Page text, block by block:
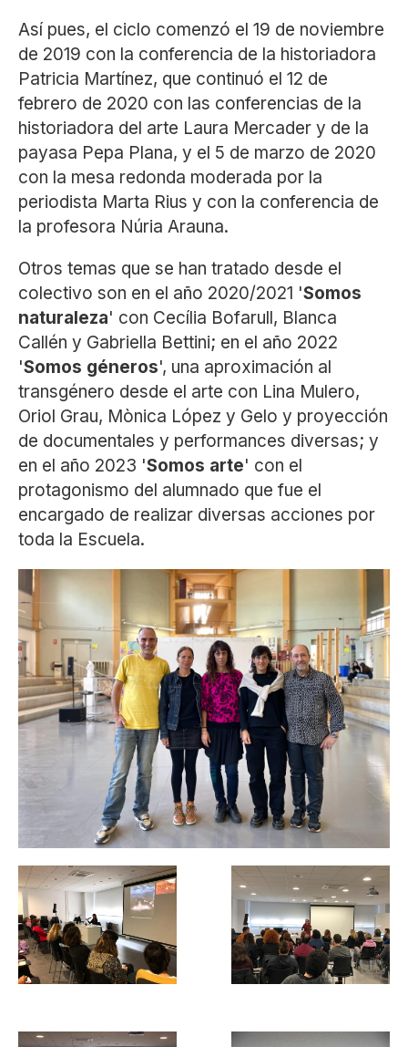
Así pues, el ciclo comenzó el 19 de noviembre
de 2019 con la conferencia de la historiadora
Patricia Martínez, que continuó el 12 de
febrero de 2020 con las conferencias de la
historiadora del arte Laura Mercader y de la
payasa Pepa Plana, y el 5 de marzo de 2020
con la mesa redonda moderada por la
periodista Marta Rius y con la conferencia de
la profesora Núria Arauna.
Otros temas que se han tratado desde el
colectivo son en el año 2020/2021 'Somos
naturaleza' con Cecília Bofarull, Blanca
Callén y Gabriella Bettini; en el año 2022
'Somos géneros', una aproximación al
transgénero desde el arte con Lina Mulero,
Oriol Grau, Mònica López y Gelo y proyección
de documentales y performances diversas; y
en el año 2023 'Somos arte' con el
protagonismo del alumnado que fue el
encargado de realizar diversas acciones por
toda la Escuela.